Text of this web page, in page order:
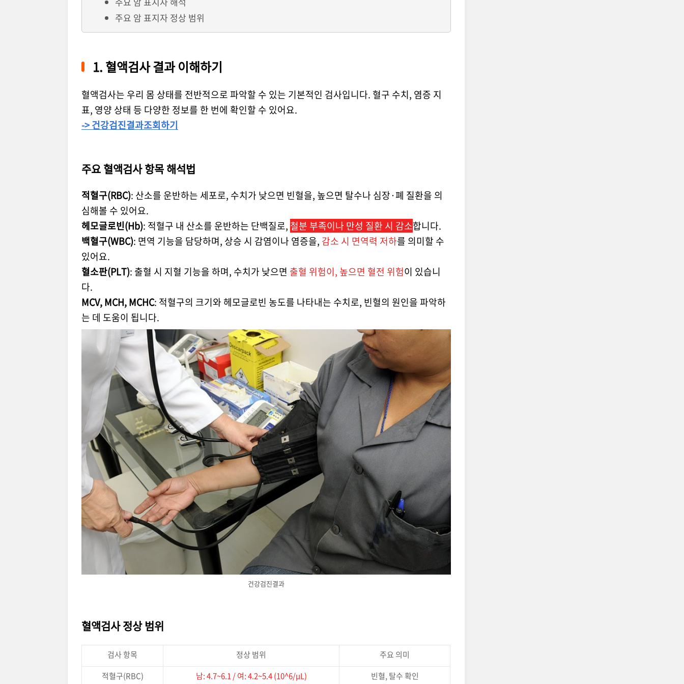
주요 암 표지자 정상 범위
1. 혈액검사 결과 이해하기
혈액검사는 우리 몸 상태를 전반적으로 파악할 수 있는 기본적인 검사입니다. 혈구 수치, 염증 지
표, 영양 상태 등 다양한 정보를 한 번에 확인할 수 있어요.
-> 건강검진결과조회하기
주요 혈액검사 항목 해석법
적혈구(RBC): 산소를 운반하는 세포로, 수치가 낮으면 빈혈을, 높으면 탈수나 심장·폐 질환을 의
심해볼 수 있어요.
헤모글로빈(Hb): 적혈구 내 산소를 운반하는 단백질로, 철분 부족이나 만성 질환 시 감소합니다.
백혈구(WBC): 면역 기능을 담당하며, 상승 시 감염이나 염증을, 감소 시 면역력 저하를 의미할 수
있어요.
혈소판(PLT): 출혈 시 지혈 기능을 하며, 수치가 낮으면 출혈 위험이, 높으면 혈전 위험이 있습니
다.
MCV, MCH, MCHC: 적혈구의 크기와 헤모글로빈 농도를 나타내는 수치로, 빈혈의 원인을 파악하
는 데 도움이 됩니다.
건강검진결과
혈액검사 정상 범위
검사 항목 정상 범위
주요 의미
적혈구(RBC)
남: 4.7~6.1 / 여: 4.2~5.4 (10^6/μL) 빈혈, 탈수 확인